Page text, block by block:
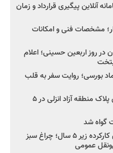
آنلاین پیگیری قرارداد و زمان
مشخصات فنی و امکانات
تهران در روز اربعین حسینی؛ اعلام
بورسی؛ روایت سفر به قلب
استاندار گیلان: تردد خودروهای پلاک منطقه آزاد انزلی در ۵
گواه شد
صدور مجوز واردات اتوبوس‌های کارکرده زیر ۵ سال؛ چراغ سبز
عمومی